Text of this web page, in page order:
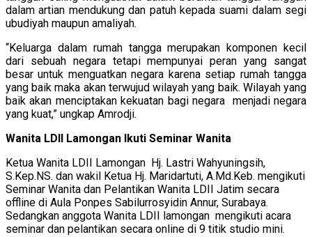
dalam artian mendukung dan patuh kepada suami dalam segi
ubudiyah maupun amaliyah.
“Keluarga dalam rumah tangga merupakan komponen kecil
dari sebuah negara tetapi mempunyai peran yang sangat
besar untuk menguatkan negara karena setiap rumah tangga
yang baik maka akan terwujud wilayah yang baik. Wilayah yang
baik akan menciptakan kekuatan bagi negara menjadi negara
yang kuat,” ungkap Amrodji.
Wanita LDII Lamongan Ikuti Seminar Wanita
Ketua Wanita LDII Lamongan Hj. Lastri Wahyuningsih,
S.Kep.NS. dan wakil Ketua Hj. Maridartuti, A.Md.Keb. mengikuti
Seminar Wanita dan Pelantikan Wanita LDII Jatim secara
offline di Aula Ponpes Sabilurrosyidin Annur, Surabaya.
Sedangkan anggota Wanita LDII lamongan mengikuti acara
seminar dan pelantikan secara online di 9 titik studio mini.